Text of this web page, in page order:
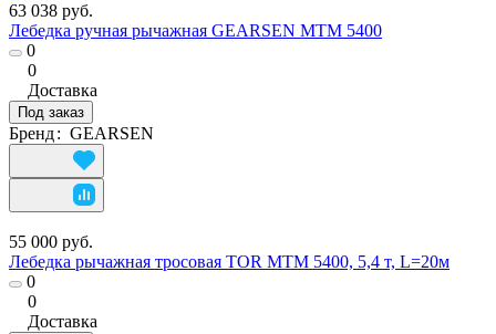
63 038 руб.
Лебедка ручная рычажная GEARSEN MTM 5400
0
0
Доставка
Под заказ
Бренд: GEARSEN
55 000 руб.
Лебедка рычажная тросовая TOR МТМ 5400, 5,4 т, L=20м
0
0
Доставка